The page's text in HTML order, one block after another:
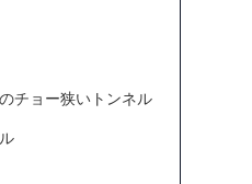
チョー狭いトンネル